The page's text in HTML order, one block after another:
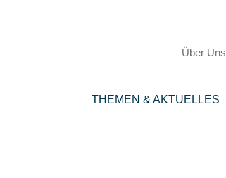
Über Uns
THEMEN & AKTUELLES